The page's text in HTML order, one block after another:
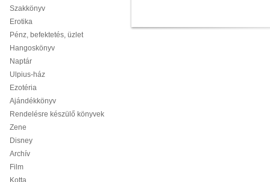
Szakkönyv
Erotika
Pénz, befektetés, üzlet
Hangoskönyv
Naptár
Ulpius-ház
Ezotéria
Ajándékkönyv
Rendelésre készülő könyvek
Zene
Disney
Archív
Film
Kotta